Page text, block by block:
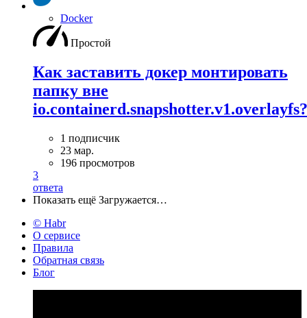
Docker
Простой
Как заставить докер монтировать
папку вне
io.containerd.snapshotter.v1.overlayfs?
1 подписчик
23 мар.
196 просмотров
3
ответа
Показать ещё Загружается…
© Habr
О сервисе
Правила
Обратная связь
Блог